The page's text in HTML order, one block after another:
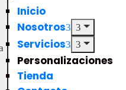
Inicio
Nosotros
Servicios
Personalizaciones
Tienda